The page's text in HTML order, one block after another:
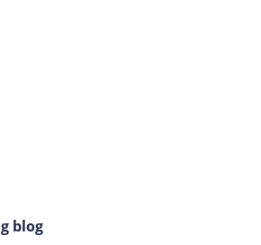
blog